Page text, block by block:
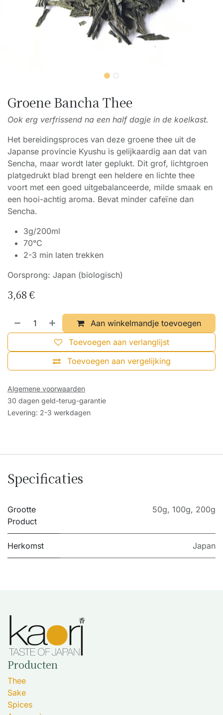
Groene Bancha Thee
Ook erg verfrissend na een half dagje in de koelkast.
Het bereidingsproces van deze groene thee uit de
Japanse provincie Kyushu is gelijkaardig aan dat van
Sencha, maar wordt later geplukt. Dit grof, lichtgroen
platgedrukt blad brengt een heldere en lichte thee
voort met een goed uitgebalanceerde, milde smaak en
een hooi-achtig aroma. Bevat minder cafeïne dan
Sencha.
3g/200ml
70°C
2-3 min laten trekken
Oorsprong: Japan (biologisch)
3,68€
Aan winkelmandje toevoegen
Toevoegen aan vergelijking
Toevoegen aan verlanglijst
Algemene voorwaarden
30 dagen geld-terug-garantie
Levering: 2-3 werkdagen
Specificaties
Grootte
Product
50g, 100g, 200g
Herkomst Japan
Producten
Thee
Sake
Spices